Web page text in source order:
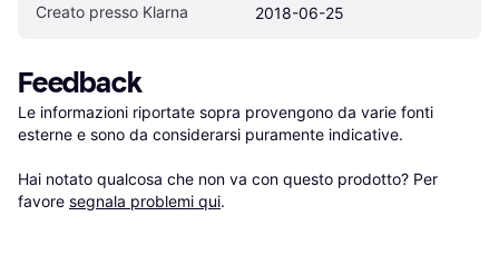
Creato presso Klarna 2018-06-25
Feedback
Le informazioni riportate sopra provengono da varie fonti
esterne e sono da considerarsi puramente indicative.
Hai notato qualcosa che non va con questo prodotto? Per
favore segnala problemi qui.